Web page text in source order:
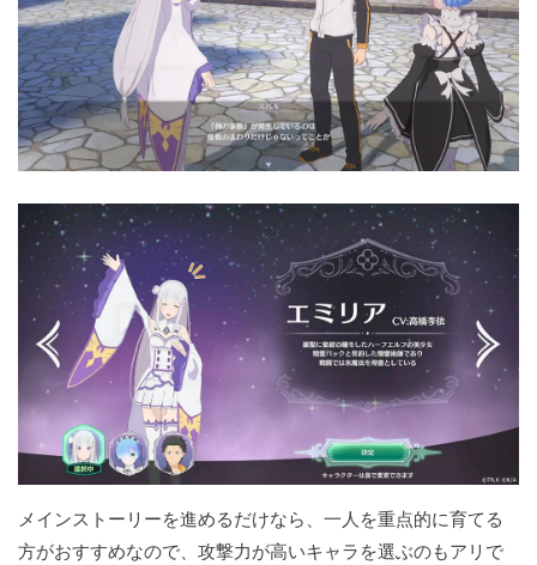
メインストーリーを進めるだけなら、一人を重点的に育てる
方がおすすめなので、攻撃力が高いキャラを選ぶのもアリで